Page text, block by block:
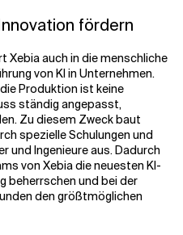
fördern
Xebia auch in die menschliche
von KI in Unternehmen.
Produktion ist keine
ständig angepasst,
Zu diesem Zweck baut
spezielle Schulungen und
und Ingenieure aus. Dadurch
von Xebia die neuesten KI-
beherrschen und bei der
den größtmöglichen